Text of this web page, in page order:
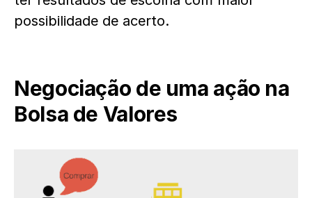
possibilidade de acerto.
Negociação de uma ação na
Bolsa de Valores